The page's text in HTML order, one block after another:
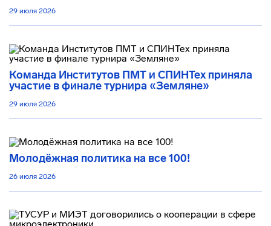
29 июля 2026
Команда Институтов ПМТ и СПИНТех приняла
участие в финале турнира «Земляне»
29 июля 2026
Молодёжная политика на все 100!
26 июля 2026